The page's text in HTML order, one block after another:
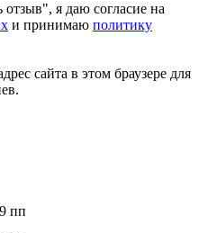
я даю согласие на
и принимаю политику
сайта в этом браузере для
пп